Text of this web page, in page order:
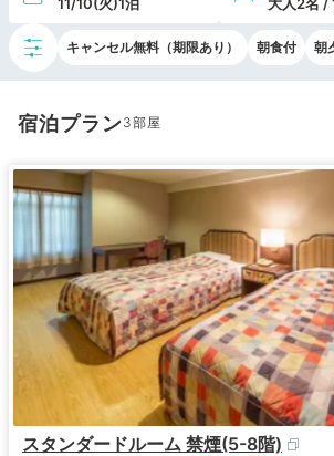
キャンセル無料（期限あり） 朝食付 朝
宿泊プラン3
スタンダードルーム 禁煙(5-8階)